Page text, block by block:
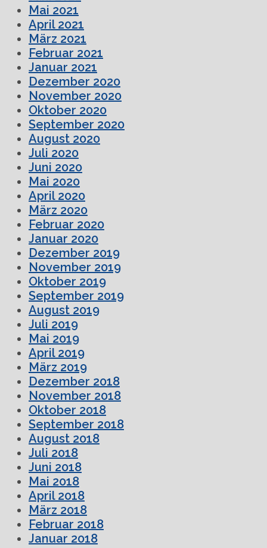
Mai 2021
April 2021
März 2021
Februar 2021
Januar 2021
Dezember 2020
November 2020
Oktober 2020
September 2020
August 2020
Juli 2020
Juni 2020
Mai 2020
April 2020
März 2020
Februar 2020
Januar 2020
Dezember 2019
November 2019
Oktober 2019
September 2019
August 2019
Juli 2019
Mai 2019
April 2019
März 2019
Dezember 2018
November 2018
Oktober 2018
September 2018
August 2018
Juli 2018
Juni 2018
Mai 2018
April 2018
März 2018
Februar 2018
Januar 2018